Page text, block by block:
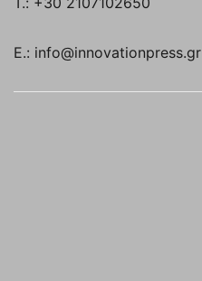
E.: info@innovationpress.gr